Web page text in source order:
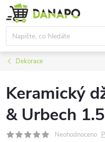
Přejít
na
obsah
Dekorace
Keramický
& Urbech
Neohodnoceno